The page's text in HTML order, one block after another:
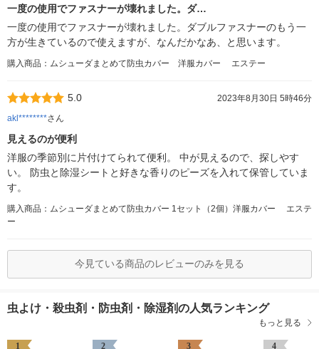
一度の使用でファスナーが壊れました。ダ…
一度の使用でファスナーが壊れました。ダブルファスナーのもう一
方が生きているので使えますが、なんだかなあ、と思います。
購入商品：ムシューダまとめて防虫カバー 洋服カバー エステー
5.0
2023年8月30日 5時46分
akl********さん
見えるのが便利
洋服の季節別に片付けてられて便利。 中が見えるので、探しやす
い。 防虫と除湿シートと好きな香りのピーズを入れて保管していま
す。
購入商品：ムシューダまとめて防虫カバー 1セット（2個）洋服カバー エステ
ー
今見ている商品のレビューのみを見る
虫よけ・殺虫剤・防虫剤・除湿剤の人気ランキング
もっと見る
1 2 3 4